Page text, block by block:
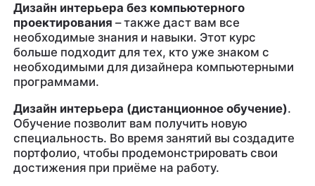
Дизайн интерьера без компьютерного
проектирования – также даст вам все
необходимые знания и навыки. Этот курс
больше подходит для тех, кто уже знаком с
необходимыми для дизайнера компьютерными
программами.
Дизайн интерьера (дистанционное обучение).
Обучение позволит вам получить новую
специальность. Во время занятий вы создадите
портфолио, чтобы продемонстрировать свои
достижения при приёме на работу.